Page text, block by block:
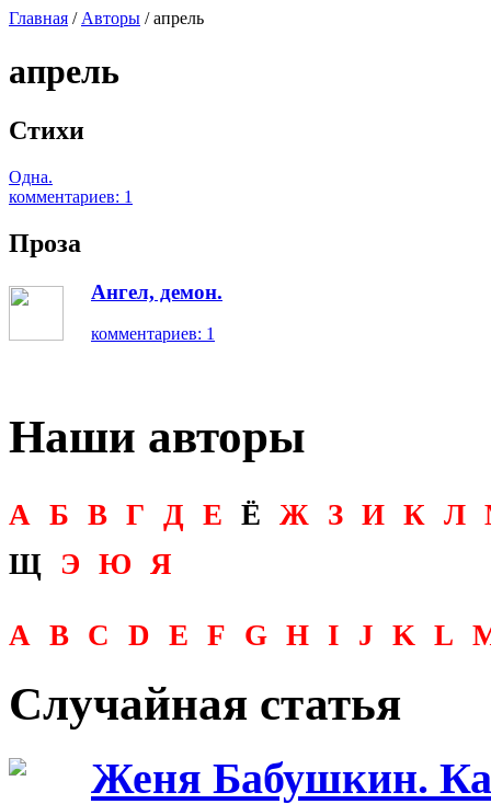
Главная / Авторы / апрель
апрель
Стихи
Одна.
комментариев: 1
Проза
Ангел, демон.
комментариев: 1
Наши авторы
А Б В Г Д Е Ё Ж З И К Л
Щ Э Ю Я
A B C D E F G H I J K L
Случайная статья
Женя Бабушкин.